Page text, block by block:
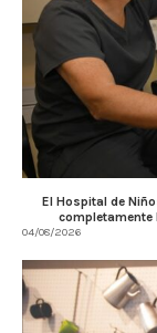
El Hospital de
completamente
04/08/2026